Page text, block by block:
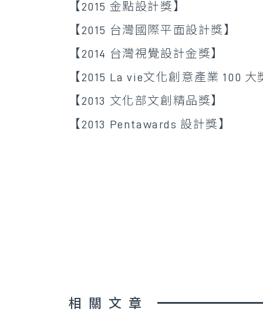
【2015 金點設計獎】
【2015 台灣國際平面設計獎】
【2014 台灣視覺設計金獎】
【2015 La vie文化創意產業 100 大
【2013 文化部文創精品獎】
【2013 Pentawards 設計獎】
相關文章